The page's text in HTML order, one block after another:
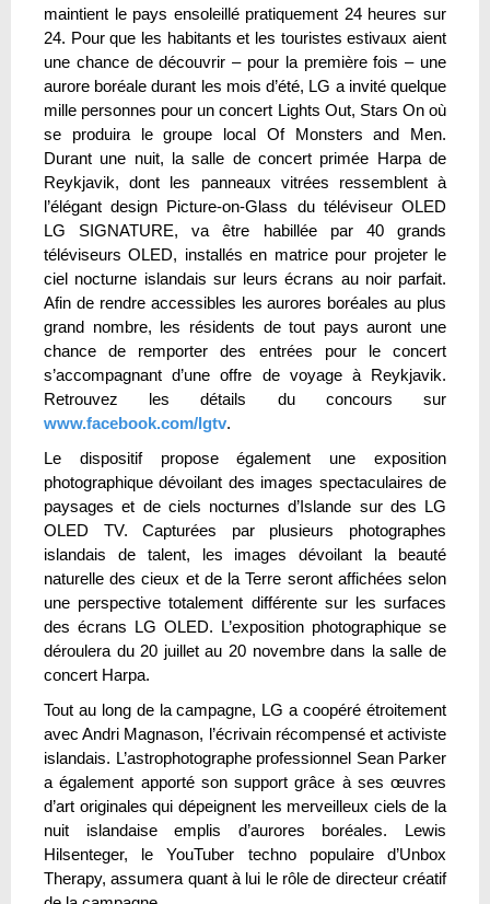
maintient le pays ensoleillé pratiquement 24 heures sur
24. Pour que les habitants et les touristes estivaux aient
une chance de découvrir – pour la première fois – une
aurore boréale durant les mois d’été, LG a invité quelque
mille personnes pour un concert Lights Out, Stars On où
se produira le groupe local Of Monsters and Men.
Durant une nuit, la salle de concert primée Harpa de
Reykjavik, dont les panneaux vitrées ressemblent à
l’élégant design Picture-on-Glass du téléviseur OLED
LG SIGNATURE, va être habillée par 40 grands
téléviseurs OLED, installés en matrice pour projeter le
ciel nocturne islandais sur leurs écrans au noir parfait.
Afin de rendre accessibles les aurores boréales au plus
grand nombre, les résidents de tout pays auront une
chance de remporter des entrées pour le concert
s’accompagnant d’une offre de voyage à Reykjavik.
Retrouvez les détails du concours sur
www.facebook.com/lgtv.
Le dispositif propose également une exposition
photographique dévoilant des images spectaculaires de
paysages et de ciels nocturnes d’Islande sur des LG
OLED TV. Capturées par plusieurs photographes
islandais de talent, les images dévoilant la beauté
naturelle des cieux et de la Terre seront affichées selon
une perspective totalement différente sur les surfaces
des écrans LG OLED. L’exposition photographique se
déroulera du 20 juillet au 20 novembre dans la salle de
concert Harpa.
Tout au long de la campagne, LG a coopéré étroitement
avec Andri Magnason, l’écrivain récompensé et activiste
islandais. L’astrophotographe professionnel Sean Parker
a également apporté son support grâce à ses œuvres
d’art originales qui dépeignent les merveilleux ciels de la
nuit islandaise emplis d’aurores boréales. Lewis
Hilsenteger, le YouTuber techno populaire d’Unbox
Therapy, assumera quant à lui le rôle de directeur créatif